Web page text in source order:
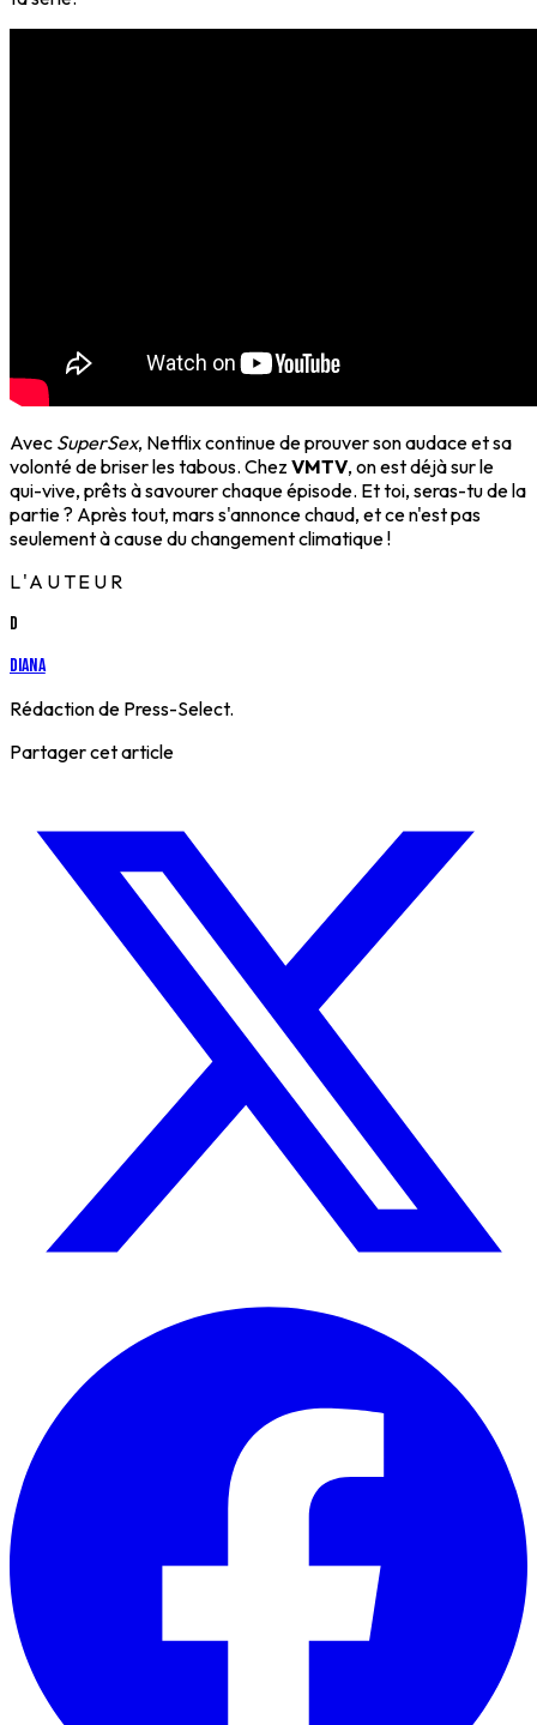
Avec SuperSex, Netflix continue de prouver son audace et sa
volonté de briser les tabous. Chez VMTV, on est déjà sur le
qui-vive, prêts à savourer chaque épisode. Et toi, seras-tu de la
partie ? Après tout, mars s'annonce chaud, et ce n'est pas
seulement à cause du changement climatique !
L'AUTEUR
D
Diana
Rédaction de Press-Select.
Partager cet article